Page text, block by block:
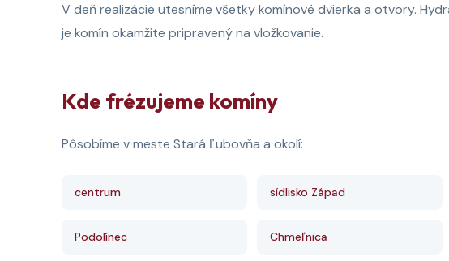
V deň realizácie utesníme všetky komínové dvierka a otvory.
je komín okamžite pripravený na vložkovanie.
Kde frézujeme komíny
Pôsobíme v meste Stará Ľubovňa a okolí:
centrum sídlisko Západ
Podolínec Chmeľnica